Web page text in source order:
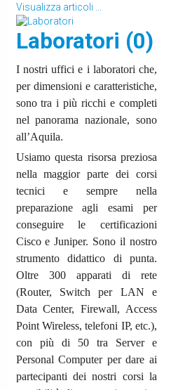
Visualizza articoli ...
Laboratori (0)
I nostri uffici e i laboratori che,
per dimensioni e caratteristiche,
sono tra i più ricchi e completi
nel panorama nazionale, sono
all’Aquila.
Usiamo questa risorsa preziosa
nella maggior parte dei corsi
tecnici e sempre nella
preparazione agli esami per
conseguire le certificazioni
Cisco e Juniper. Sono il nostro
strumento didattico di punta.
Oltre 300 apparati di rete
(Router, Switch per LAN e
Data Center, Firewall, Access
Point Wireless, telefoni IP, etc.),
con più di 50 tra Server e
Personal Computer per dare ai
partecipanti dei nostri corsi la